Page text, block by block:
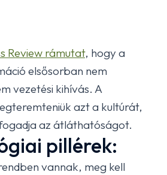
Review rámutat, hogy a
elsősorban nem
vezetési kihívás. A
azt a kultúrát,
az átláthatóságot.
pillérek:
vannak, meg kell